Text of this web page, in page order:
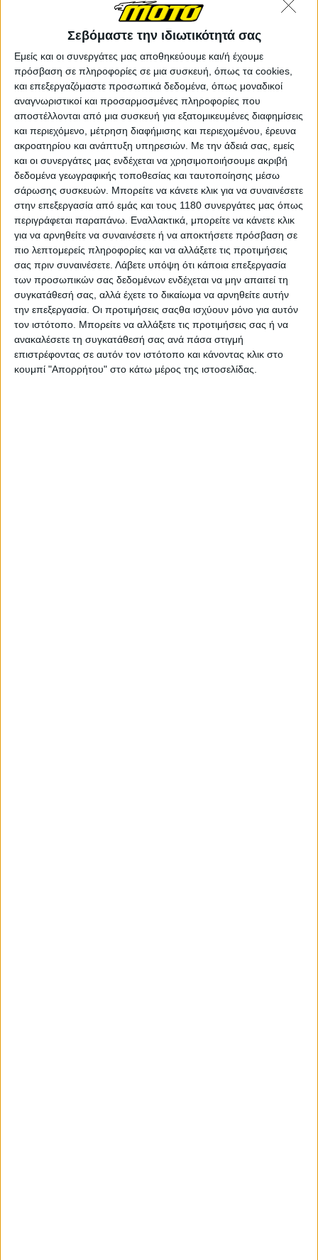
Σεβόμαστε την ιδιωτικότητά σας
Εμείς και οι συνεργάτες μας αποθηκεύουμε και/ή έχουμε
πρόσβαση σε πληροφορίες σε μια συσκευή, όπως τα cookies,
και επεξεργαζόμαστε προσωπικά δεδομένα, όπως μοναδικοί
αναγνωριστικοί και προσαρμοσμένες πληροφορίες που
αποστέλλονται από μια συσκευή για εξατομικευμένες διαφημίσεις
και περιεχόμενο, μέτρηση διαφήμισης και περιεχομένου, έρευνα
ακροατηρίου και ανάπτυξη υπηρεσιών. Με την άδειά σας, εμείς
και οι συνεργάτες μας ενδέχεται να χρησιμοποιήσουμε ακριβή
δεδομένα γεωγραφικής τοποθεσίας και ταυτοποίησης μέσω
σάρωσης συσκευών. Μπορείτε να κάνετε κλικ για να συναινέσετε
στην επεξεργασία από εμάς και τους 1180 συνεργάτες μας όπως
περιγράφεται παραπάνω. Εναλλακτικά, μπορείτε να κάνετε κλικ
για να αρνηθείτε να συναινέσετε ή να αποκτήσετε πρόσβαση σε
πιο λεπτομερείς πληροφορίες και να αλλάξετε τις προτιμήσεις
σας πριν συναινέσετε. Λάβετε υπόψη ότι κάποια επεξεργασία
των προσωπικών σας δεδομένων ενδέχεται να μην απαιτεί τη
συγκατάθεσή σας, αλλά έχετε το δικαίωμα να αρνηθείτε αυτήν
την επεξεργασία. Οι προτιμήσεις σαςθα ισχύουν μόνο για αυτόν
τον ιστότοπο. Μπορείτε να αλλάξετε τις προτιμήσεις σας ή να
ανακαλέσετε τη συγκατάθεσή σας ανά πάσα στιγμή
επιστρέφοντας σε αυτόν τον ιστότοπο και κάνοντας κλικ στο
κουμπί "Απορρήτου" στο κάτω μέρος της ιστοσελίδας.
7- Η Aprilia έγινε ο έβδομος κατασκευαστής στην
ιστορία των MotoGP που πετυχαίνει σερί πέντε
νικών, μαζί με τις Honda, Ducati, MV Agusta, Suzuki,
Gilera και Yamaha, με όλες τις υπόλοιπες να έχουν
φτάσει και τις έξι συνεχόμενες.
5- Τα τελευταία πέντε Grand Prix είδαν την Aprilia να
περνά πρώτη τη γραμμή του τερματισμού, με όλες τις
νίκες να ανήκουν στον Bez!
5- Παραμένοντας στο νούμερο πέντε, το COTA ήταν
το πέμπτο συνεχόμενο Gρand Prix όπου τουλάχιστον
μία Aprilia προκρίθηκε για εκκίνηση από την πρώτη
σειρά, παρόλο που ο Bezzecchi τελικά χρειάστηκε να
ξεκινήσει από την 4η θέση την Κυριακή λόγω ποινής.
Η νίκη από την τέταρτη θέση ήταν επίσης η πρώτη
που δεν προήλθε από την πρώτη σειρά μετά τον Raul
Fernandez (Trackhouse MotoGP) στο Phillip Island.